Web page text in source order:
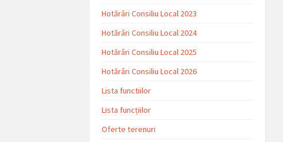
Hotărâri Consiliu Local 2023
Hotărâri Consiliu Local 2024
Hotărâri Consiliu Local 2025
Hotărâri Consiliu Local 2026
Lista functiilor
Lista funcțiilor
Oferte terenuri